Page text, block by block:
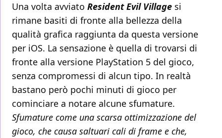
Una volta avviato Resident Evil Village si
rimane basiti di fronte alla bellezza della
qualità grafica raggiunta da questa versione
per iOS. La sensazione è quella di trovarsi di
fronte alla versione PlayStation 5 del gioco,
senza compromessi di alcun tipo. In realtà
bastano però pochi minuti di gioco per
cominciare a notare alcune sfumature.
Sfumature come una scarsa ottimizzazione del
gioco, che causa saltuari cali di frame e che,